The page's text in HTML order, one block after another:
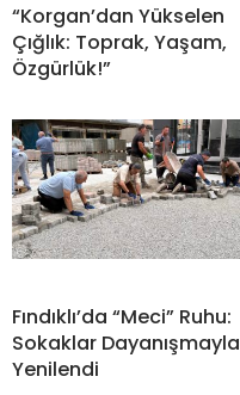
“Korgan’dan Yükselen
Çığlık: Toprak, Yaşam,
Özgürlük!”
Fındıklı’da “Meci” Ruhu:
Sokaklar Dayanışmayla
Yenilendi